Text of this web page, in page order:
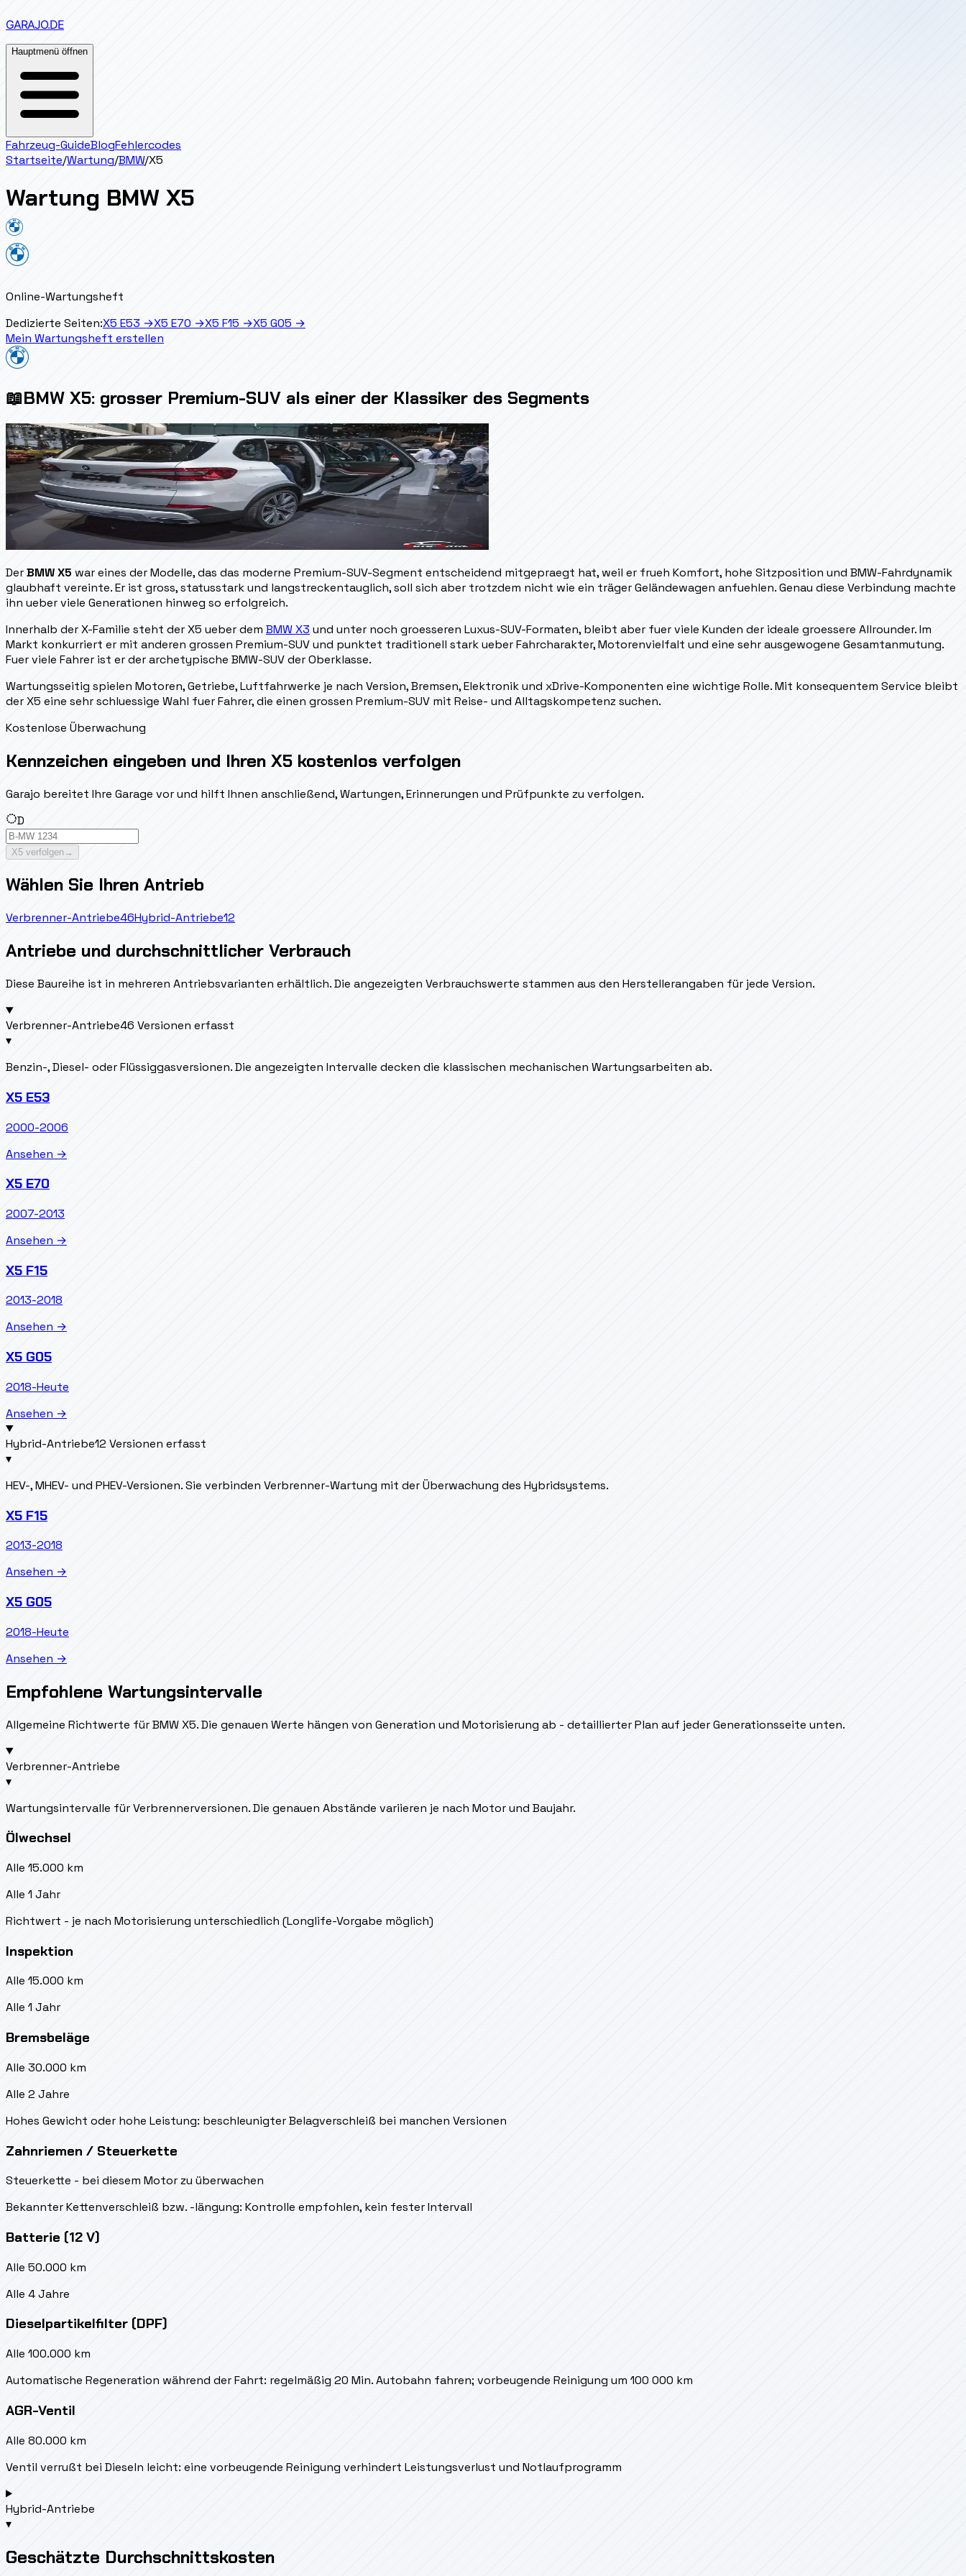
GARAJO.DE
Hauptmenü öffnen
Fahrzeug-GuideBlogFehlercodes
Startseite/Wartung/BMW/X5
Wartung BMW X5
Online-Wartungsheft
Dedizierte Seiten:X5 E53 →X5 E70 →X5 F15 →X5 G05 →
Mein Wartungsheft erstellen
📖BMW X5: grosser Premium-SUV als einer der Klassiker des Segments
DerBMW X5 war eines der Modelle, das das moderne Premium-SUV-Segment entscheidend mitgepraegt hat, weil er frueh Komfort, hohe Sitzposition und BMW-Fahrdynamik
glaubhaft vereinte. Er ist gross, statusstark und langstreckentauglich, soll sich aber trotzdem nicht wie ein träger Geländewagen anfuehlen. Genau diese Verbindung machte
ihn ueber viele Generationen hinweg so erfolgreich.
Innerhalb der X-Familie steht der X5 ueber dem BMW X3 und unter noch groesseren Luxus-SUV-Formaten, bleibt aber fuer viele Kunden der ideale groessere Allrounder. Im
Markt konkurriert er mit anderen grossen Premium-SUV und punktet traditionell stark ueber Fahrcharakter, Motorenvielfalt und eine sehr ausgewogene Gesamtanmutung.
Fuer viele Fahrer ist er der archetypische BMW-SUV der Oberklasse.
Wartungsseitig spielen Motoren, Getriebe, Luftfahrwerke je nach Version, Bremsen, Elektronik und xDrive-Komponenten eine wichtige Rolle. Mit konsequentem Service bleibt
der X5 eine sehr schluessige Wahl fuer Fahrer, die einen grossen Premium-SUV mit Reise- und Alltagskompetenz suchen.
Kostenlose Überwachung
Kennzeichen eingeben und Ihren X5 kostenlos verfolgen
Garajo bereitet Ihre Garage vor und hilft Ihnen anschließend, Wartungen, Erinnerungen und Prüfpunkte zu verfolgen.
D
X5 verfolgen→
Wählen Sie Ihren Antrieb
Verbrenner-Antriebe46Hybrid-Antriebe12
Antriebe und durchschnittlicher Verbrauch
Diese Baureihe ist in mehreren Antriebsvarianten erhältlich. Die angezeigten Verbrauchswerte stammen aus den Herstellerangaben für jede Version.
Verbrenner-Antriebe46 Versionen erfasst
▾
Benzin-, Diesel- oder Flüssiggasversionen. Die angezeigten Intervalle decken die klassischen mechanischen Wartungsarbeiten ab.
X5 E53
2000-2006
Ansehen →
X5 E70
2007-2013
Ansehen →
X5 F15
2013-2018
Ansehen →
X5 G05
2018-Heute
Ansehen →
Hybrid-Antriebe12 Versionen erfasst
▾
HEV-, MHEV- und PHEV-Versionen. Sie verbinden Verbrenner-Wartung mit der Überwachung des Hybridsystems.
X5 F15
2013-2018
Ansehen →
X5 G05
2018-Heute
Ansehen →
Empfohlene Wartungsintervalle
Allgemeine Richtwerte für BMW X5. Die genauen Werte hängen von Generation und Motorisierung ab - detaillierter Plan auf jeder Generationsseite unten.
Verbrenner-Antriebe
▾
Wartungsintervalle für Verbrennerversionen. Die genauen Abstände variieren je nach Motor und Baujahr.
Ölwechsel
Alle 15.000 km
Alle 1 Jahr
Richtwert - je nach Motorisierung unterschiedlich (Longlife-Vorgabe möglich)
Inspektion
Alle 15.000 km
Alle 1 Jahr
Bremsbeläge
Alle 30.000 km
Alle 2 Jahre
Hohes Gewicht oder hohe Leistung: beschleunigter Belagverschleiß bei manchen Versionen
Zahnriemen / Steuerkette
Steuerkette - bei diesem Motor zu überwachen
Bekannter Kettenverschleiß bzw. -längung: Kontrolle empfohlen, kein fester Intervall
Batterie (12 V)
Alle 50.000 km
Alle 4 Jahre
Dieselpartikelfilter (DPF)
Alle 100.000 km
Automatische Regeneration während der Fahrt: regelmäßig 20 Min. Autobahn fahren; vorbeugende Reinigung um 100 000 km
AGR-Ventil
Alle 80.000 km
Ventil verrußt bei Dieseln leicht: eine vorbeugende Reinigung verhindert Leistungsverlust und Notlaufprogramm
Hybrid-Antriebe
▾
Geschätzte Durchschnittskosten